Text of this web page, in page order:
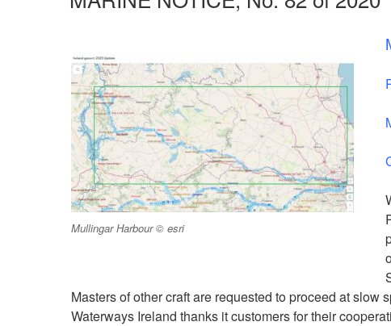
Mullingar Harbour © esri
Masters of other craft are requested to proceed at
Waterways Ireland thanks it customers for their